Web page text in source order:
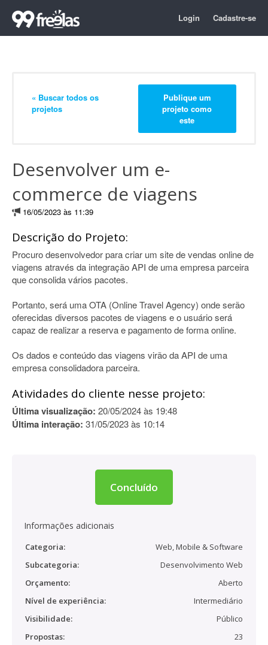
Login Cadastre-se
« Buscar todos os
projetos
Publique um
projeto como
este
Desenvolver um e-
commerce de viagens
16/05/2023 às 11:39
Descrição do Projeto:
Procuro desenvolvedor para criar um site de vendas online de
viagens através da integração API de uma empresa parceira
que consolida vários pacotes.
Portanto, será uma OTA (Online Travel Agency) onde serão
oferecidas diversos pacotes de viagens e o usuário será
capaz de realizar a reserva e pagamento de forma online.
Os dados e conteúdo das viagens virão da API de uma
empresa consolidadora parceira.
Atividades do cliente nesse projeto:
Última visualização: 20/05/2024 às 19:48
Última interação: 31/05/2023 às 10:14
Concluído
Informações adicionais
Categoria:
Web, Mobile & Software
Subcategoria:
Desenvolvimento Web
Orçamento:
Aberto
Nível de experiência:
Intermediário
Visibilidade:
Público
Propostas:
23